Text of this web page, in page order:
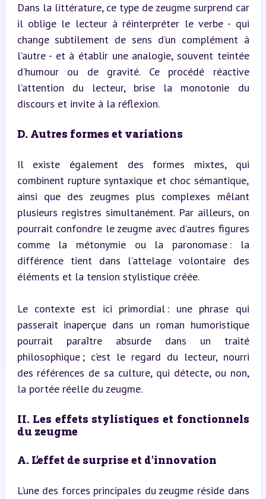
Dans la littérature, ce type de zeugme surprend car
il oblige le lecteur à réinterpréter le verbe - qui
change subtilement de sens d’un complément à
l’autre - et à établir une analogie, souvent teintée
d’humour ou de gravité. Ce procédé réactive
l’attention du lecteur, brise la monotonie du
discours et invite à la réflexion.
D. Autres formes et variations
Il existe également des formes mixtes, qui
combinent rupture syntaxique et choc sémantique,
ainsi que des zeugmes plus complexes mêlant
plusieurs registres simultanément. Par ailleurs, on
pourrait confondre le zeugme avec d’autres figures
comme la métonymie ou la paronomase : la
différence tient dans l’attelage volontaire des
éléments et la tension stylistique créée.
Le contexte est ici primordial : une phrase qui
passerait inaperçue dans un roman humoristique
pourrait paraître absurde dans un traité
philosophique ; c’est le regard du lecteur, nourri
des références de sa culture, qui détecte, ou non,
la portée réelle du zeugme.
II. Les effets stylistiques et fonctionnels
du zeugme
A. L’effet de surprise et d’innovation
L’une des forces principales du zeugme réside dans